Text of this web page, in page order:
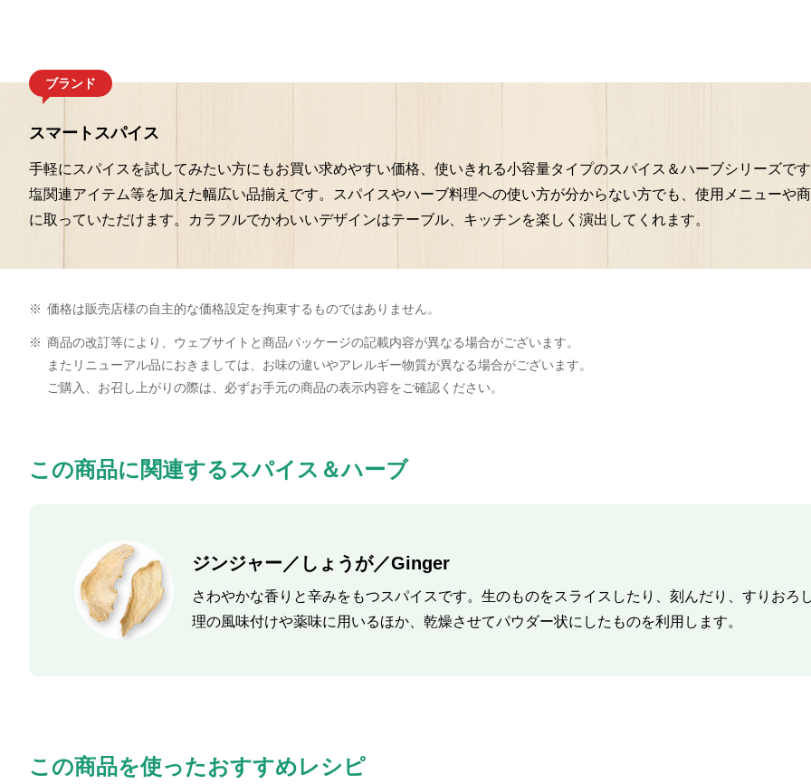
ブランド
スマートスパイス
手軽にスパイスを試してみたい方にもお買い求めやすい価格、使いきれる小容量タイプのスパイス＆ハーブシリーズで
塩関連アイテム等を加えた幅広い品揃えです。スパイスやハーブ料理への使い方が分からない方でも、使用メニューや
に取っていただけます。カラフルでかわいいデザインはテーブル、キッチンを楽しく演出してくれます。
※ 価格は販売店様の自主的な価格設定を拘束するものではありません。
※ 商品の改訂等により、ウェブサイトと商品パッケージの記載内容が異なる場合がございます。
またリニューアル品におきましては、お味の違いやアレルギー物質が異なる場合がございます。
ご購入、お召し上がりの際は、必ずお手元の商品の表示内容をご確認ください。
この商品に関連するスパイス＆ハーブ
ジンジャー／しょうが／Ginger
さわやかな香りと辛みをもつスパイスです。生のものをスライスしたり、刻んだり、すりおろ
理の風味付けや薬味に用いるほか、乾燥させてパウダー状にしたものを利用します。
この商品を使ったおすすめレシピ